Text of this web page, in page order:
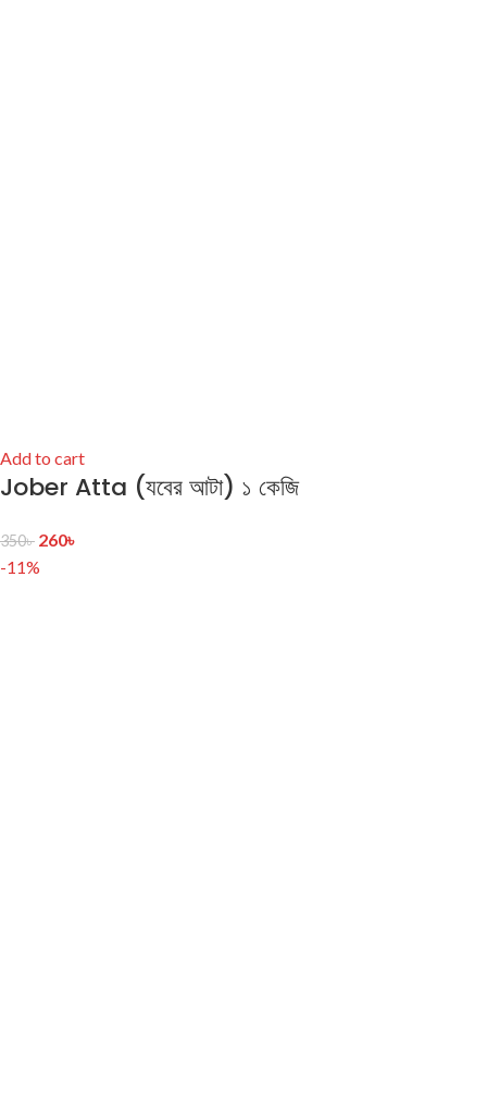
Add to cart
Jober Atta (যবের আটা) ১ কেজি
350৳ 260৳
-11%